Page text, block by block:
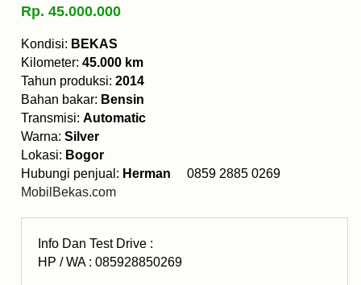
Rp. 45.000.000
Kondisi: BEKAS
Kilometer: 45.000 km
Tahun produksi: 2014
Bahan bakar: Bensin
Transmisi: Automatic
Warna: Silver
Lokasi: Bogor
Hubungi penjual: Herman 0859 2885 0269
MobilBekas.com
Info Dan Test Drive :
HP / WA : 085928850269